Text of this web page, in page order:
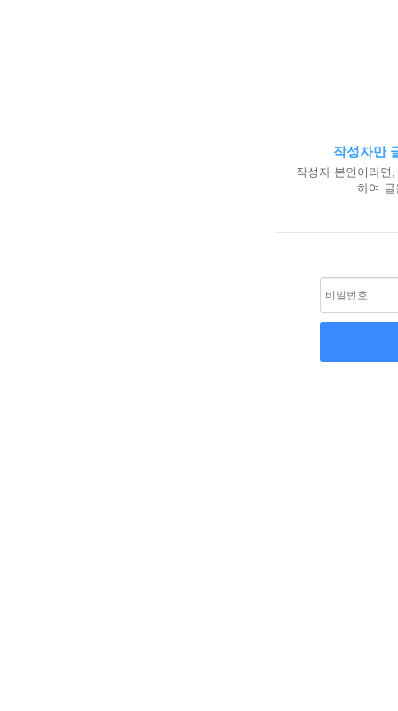
작성자만
작성자 본인이라면
하여